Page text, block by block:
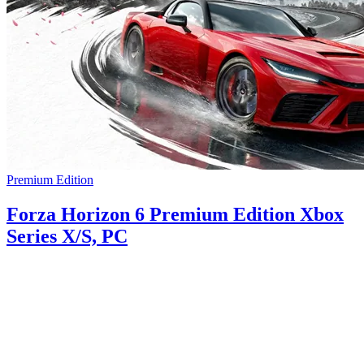
Premium Edition
Forza Horizon 6 Premium Edition Xbox
Series X/S, PC